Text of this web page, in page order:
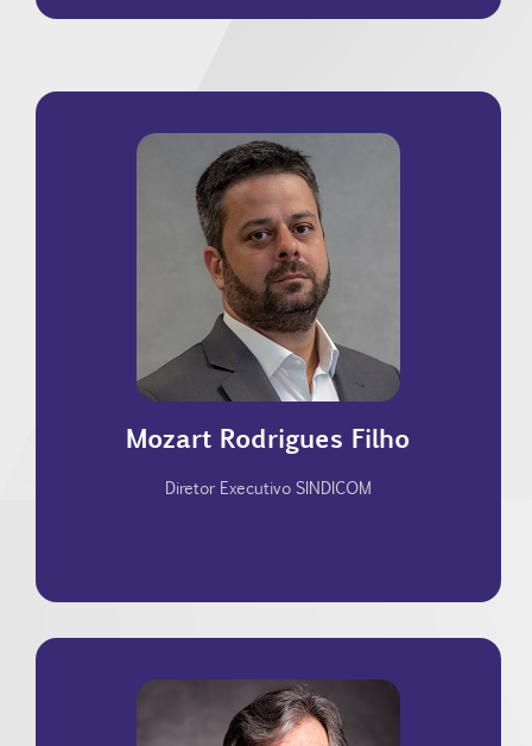
Mozart Rodrigues Filho
Diretor Executivo SINDICOM
combustíveis, formado na Cândido Mendes, com
LLM no IBMEC, membro de CEAT OAB/RJ, Diretor
Executivo do Sindicato Nacional da Empresas
Distribuidoras de Combustíveis e Lubrificantes-
SINDICOM